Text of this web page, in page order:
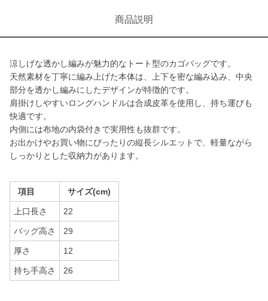
商品説明
涼しげな透かし編みが魅力的なトート型のカゴバッグです。
天然素材を丁寧に編み上げた本体は、上下を密な編み込み、中央
部分を透かし編みにしたデザインが特徴的です。
肩掛けしやすいロングハンドルは合成皮革を使用し、持ち運びも
快適です。
内側には布地の内袋付きで実用性も抜群です。
お出かけやお買い物にぴったりの縦長シルエットで、軽量ながら
しっかりとした収納力があります。
項目 サイズ(cm)
上口長さ 22
バッグ高さ 29
厚さ 12
持ち手高さ 26